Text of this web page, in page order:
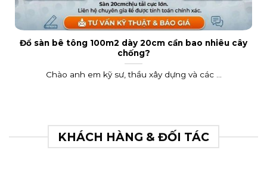
Đổ sàn bê tông 100m2 dày 20cm cần bao nhiêu cây
chống?
Chào anh em kỹ sư, thầu xây dựng và các ...
KHÁCH HÀNG & ĐỐI TÁC